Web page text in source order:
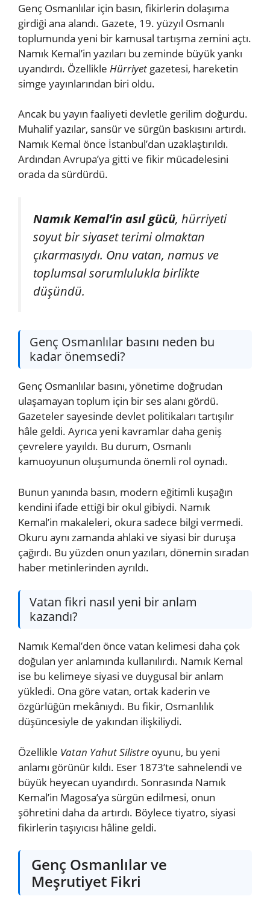
Genç Osmanlılar için basın, fikirlerin dolaşıma
girdiği ana alandı. Gazete, 19. yüzyıl Osmanlı
toplumunda yeni bir kamusal tartışma zemini açtı.
Namık Kemal’in yazıları bu zeminde büyük yankı
uyandırdı. Özellikle Hürriyet gazetesi, hareketin
simge yayınlarından biri oldu.
Ancak bu yayın faaliyeti devletle gerilim doğurdu.
Muhalif yazılar, sansür ve sürgün baskısını artırdı.
Namık Kemal önce İstanbul’dan uzaklaştırıldı.
Ardından Avrupa’ya gitti ve fikir mücadelesini
orada da sürdürdü.
Namık Kemal’in asıl gücü, hürriyeti
soyut bir siyaset terimi olmaktan
çıkarmasıydı. Onu vatan, namus ve
toplumsal sorumlulukla birlikte
düşündü.
Genç Osmanlılar basını neden bu
kadar önemsedi?
Genç Osmanlılar basını, yönetime doğrudan
ulaşamayan toplum için bir ses alanı gördü.
Gazeteler sayesinde devlet politikaları tartışılır
hâle geldi. Ayrıca yeni kavramlar daha geniş
çevrelere yayıldı. Bu durum, Osmanlı
kamuoyunun oluşumunda önemli rol oynadı.
Bunun yanında basın, modern eğitimli kuşağın
kendini ifade ettiği bir okul gibiydi. Namık
Kemal’in makaleleri, okura sadece bilgi vermedi.
Okuru aynı zamanda ahlaki ve siyasi bir duruşa
çağırdı. Bu yüzden onun yazıları, dönemin sıradan
haber metinlerinden ayrıldı.
Vatan fikri nasıl yeni bir anlam
kazandı?
Namık Kemal’den önce vatan kelimesi daha çok
doğulan yer anlamında kullanılırdı. Namık Kemal
ise bu kelimeye siyasi ve duygusal bir anlam
yükledi. Ona göre vatan, ortak kaderin ve
özgürlüğün mekânıydı. Bu fikir, Osmanlılık
düşüncesiyle de yakından ilişkiliydi.
Özellikle Vatan Yahut Silistre oyunu, bu yeni
anlamı görünür kıldı. Eser 1873’te sahnelendi ve
büyük heyecan uyandırdı. Sonrasında Namık
Kemal’in Magosa’ya sürgün edilmesi, onun
şöhretini daha da artırdı. Böylece tiyatro, siyasi
fikirlerin taşıyıcısı hâline geldi.
Genç Osmanlılar ve
Meşrutiyet Fikri